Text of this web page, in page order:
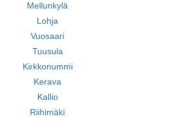
Mellunkylä
Lohja
Vuosaari
Tuusula
Kirkkonummi
Kerava
Kallio
Riihimäki